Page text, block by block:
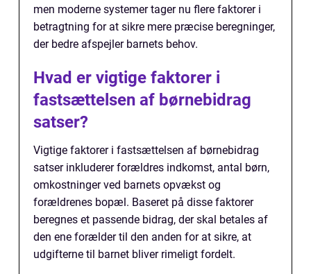
men moderne systemer tager nu flere faktorer i
betragtning for at sikre mere præcise beregninger,
der bedre afspejler barnets behov.
Hvad er vigtige faktorer i
fastsættelsen af børnebidrag
satser?
Vigtige faktorer i fastsættelsen af børnebidrag
satser inkluderer forældres indkomst, antal børn,
omkostninger ved barnets opvækst og
forældrenes bopæl. Baseret på disse faktorer
beregnes et passende bidrag, der skal betales af
den ene forælder til den anden for at sikre, at
udgifterne til barnet bliver rimeligt fordelt.